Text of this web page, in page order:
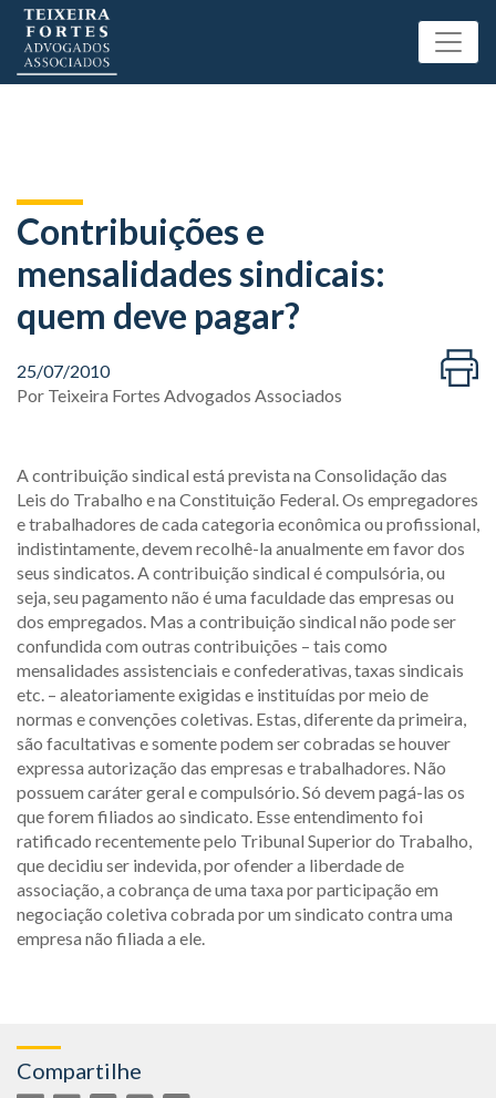
Contribuições e
mensalidades sindicais:
quem deve pagar?
25/07/2010
Por Teixeira Fortes Advogados Associados
A contribuição sindical está prevista na Consolidação das
Leis do Trabalho e na Constituição Federal. Os empregadores
e trabalhadores de cada categoria econômica ou profissional,
indistintamente, devem recolhê-la anualmente em favor dos
seus sindicatos. A contribuição sindical é compulsória, ou
seja, seu pagamento não é uma faculdade das empresas ou
dos empregados. Mas a contribuição sindical não pode ser
confundida com outras contribuições – tais como
mensalidades assistenciais e confederativas, taxas sindicais
etc. – aleatoriamente exigidas e instituídas por meio de
normas e convenções coletivas. Estas, diferente da primeira,
são facultativas e somente podem ser cobradas se houver
expressa autorização das empresas e trabalhadores. Não
possuem caráter geral e compulsório. Só devem pagá-las os
que forem filiados ao sindicato. Esse entendimento foi
ratificado recentemente pelo Tribunal Superior do Trabalho,
que decidiu ser indevida, por ofender a liberdade de
associação, a cobrança de uma taxa por participação em
negociação coletiva cobrada por um sindicato contra uma
empresa não filiada a ele.
Compartilhe